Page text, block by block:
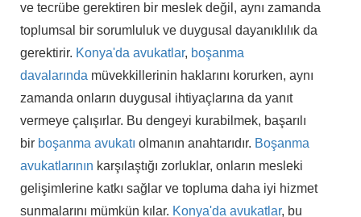
ve tecrübe gerektiren bir meslek değil, aynı zamanda
toplumsal bir sorumluluk ve duygusal dayanıklılık da
gerektirir. Konya'da avukatlar, boşanma
davalarında müvekkillerinin haklarını korurken, aynı
zamanda onların duygusal ihtiyaçlarına da yanıt
vermeye çalışırlar. Bu dengeyi kurabilmek, başarılı
bir boşanma avukatı olmanın anahtarıdır. Boşanma
avukatlarının karşılaştığı zorluklar, onların mesleki
gelişimlerine katkı sağlar ve topluma daha iyi hizmet
sunmalarını mümkün kılar. Konya'da avukatlar, bu